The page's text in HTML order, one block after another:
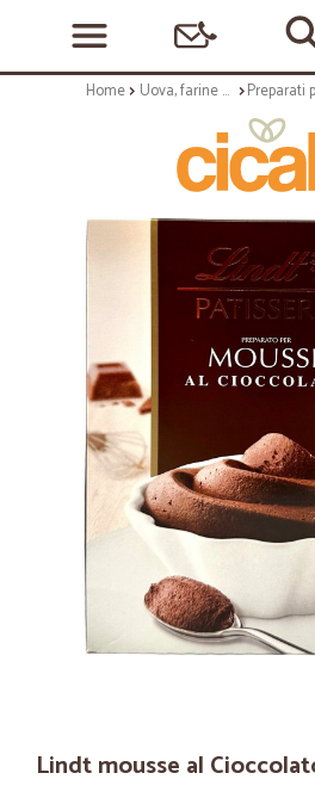
Home Uova, farine e preparati
Lindt mousse al